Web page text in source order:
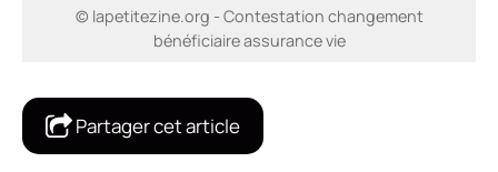
© lapetitezine.org - Contestation changement
bénéficiaire assurance vie
Partager cet article